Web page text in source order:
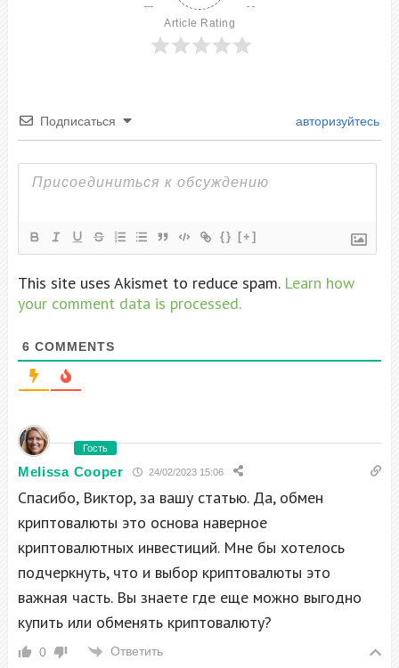
Article Rating
Подписаться авторизуйтесь
{} [+]
This site uses Akismet to reduce spam. Learn how
your comment data is processed.
6 COMMENTS
Гость
Melissa Cooper 24/02/2023 15:06
Спасибо, Виктор, за вашу статью. Да, обмен
криптовалюты это основа наверное
криптовалютных инвестиций. Мне бы хотелось
подчеркнуть, что и выбор криптовалюты это
важная часть. Вы знаете где еще можно выгодно
купить или обменять криптовалюту?
0 Ответить